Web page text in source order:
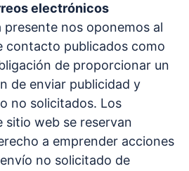
electrónicos
presente nos oponemos al
contacto publicados como
de proporcionar un
de enviar publicidad y
no solicitados. Los
sitio web se reservan
a emprender acciones
no solicitado de